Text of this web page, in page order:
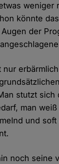
weniger
könnte das
der
nur
stutzt sich
man
und soft
noch seine